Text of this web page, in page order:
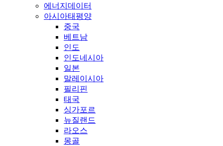
에너지데이터
아시아태평양
중국
베트남
인도
인도네시아
일본
말레이시아
필리핀
태국
싱가포르
뉴질랜드
라오스
몽골